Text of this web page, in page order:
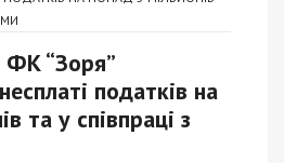
ФК “Зоря”
податків на
та у співпраці з